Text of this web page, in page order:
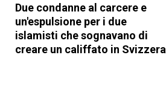
Due condanne al carcere e
un'espulsione per i due
islamisti che sognavano di
creare un califfato in Svizzera